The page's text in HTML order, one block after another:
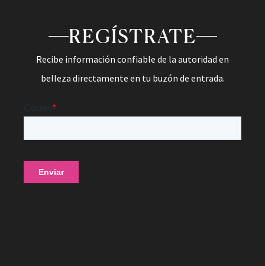
REGÍSTRATE
Recibe información confiable de la autoridad en
belleza directamente en tu buzón de entrada.